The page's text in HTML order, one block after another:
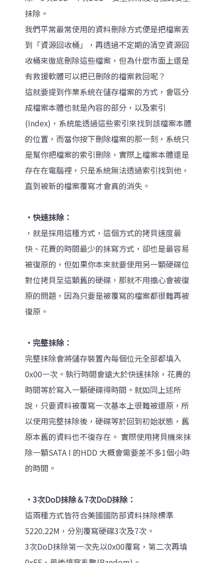
抹除。
我們平常最常使用的資料刪除方式便是把檔案丟
到「資源回收桶」，再透過不定期的清空資源回
收桶來徹底刪除這些檔案，但為什麼市面上還是
有救援軟體可以把已刪除的檔案救回呢？
這就要提到作業系統在儲存檔案的方式，會區分
成檔案本體也就是內容的部分，以及索引
(Index)，系統能透過這些索引來找到該檔案本體
的位置，而當你按下刪除檔案的那一刻，系統只
是幫你把檔案的索引刪除，實際上檔案本體還是
存在在電腦裡，只是系統無法透過索引找到他，
直到被新的檔案覆寫才會真的消失。
‧快速抹除：
，就是採用這種方式，這個方式的拷貝速度最
快、花費的時間最少的抹寫方式，卻也是最容易
被復原的，但如果你本來就要使用另一顆硬碟位
對位拷貝至這顆舊的硬碟，那就不用擔心會被復
原的問題，因為只要是被覆寫的檔案都很難再被
復原。
‧完整抹除：
完整抹除會將儲存裝置內每個位元全部都填入
0x00一次。執行時間會遠大於快速抹除，花費的
時間等於寫入一顆硬碟得時間。就如同上述所
說，只要資料被覆寫一次基本上很難被還原，所
以使用完整抹除後，硬碟等於回到初始狀態，舊
原本舊的資料也不復存在。 實際使用拷貝機來抹
除一顆SATA I 的HDD 大概會需要差不多1個小時
的時間。
‧3次DoD抹除＆7次DoD抹除：
這兩種方式皆符合美國國防部資料抹除標準
5220.22M，分別覆寫硬碟3次及7次。
3次DoD抹除第一次先以0x00覆寫，第二次再填